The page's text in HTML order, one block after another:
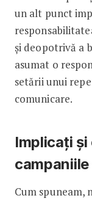
un alt punct
și deopotrivă a
asumat o
setării unui
comunicare.
Implicați
Cum spuneam,